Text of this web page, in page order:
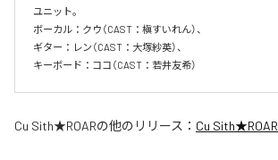
ユニット。
ボーカル：クウ（CAST：槇すいれん）、
ギター：レン（CAST：大塚紗英）、
キーボード：ココ（CAST：若井友希）
Cu Sith★ROARの他のリリース： Cu Sith★ROAR